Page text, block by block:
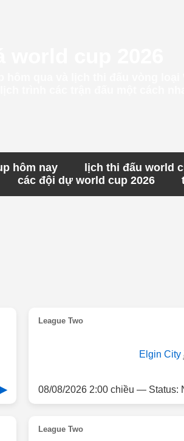
hôm nay lịch thi đấu world
các đội dự world cup 2026
League Two
Elgin City
08/08/2026 2:00 chiều — Status:
League Two